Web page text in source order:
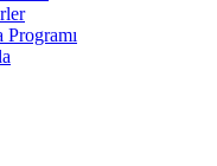
Programı